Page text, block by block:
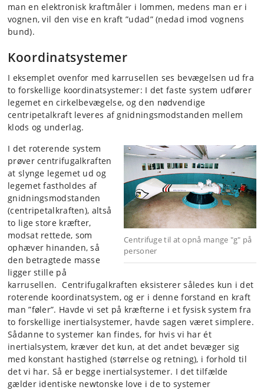
man en elektronisk kraftmåler i lommen, medens man er i
vognen, vil den vise en kraft ”udad” (nedad imod vognens
bund).
Koordinatsystemer
I eksemplet ovenfor med karrusellen ses bevægelsen ud fra
to forskellige koordinatsystemer: I det faste system udfører
legemet en cirkelbevægelse, og den nødvendige
centripetalkraft leveres af gnidningsmodstanden mellem
klods og underlag.
Centrifuge til at opnå mange "g" på
personer
I det roterende system
prøver centrifugalkraften
at slynge legemet ud og
legemet fastholdes af
gnidningsmodstanden
(centripetalkraften), altså
to lige store kræfter,
modsat rettede, som
ophæver hinanden, så
den betragtede masse
ligger stille på
karrusellen. Centrifugalkraften eksisterer således kun i det
roterende koordinatsystem, og er i denne forstand en kraft
man ”føler”. Havde vi set på kræfterne i et fysisk system fra
to forskellige inertialsystemer, havde sagen været simplere.
Sådanne to systemer kan findes, for hvis vi har ét
inertialsystem, kræver det kun, at det andet bevæger sig
med konstant hastighed (størrelse og retning), i forhold til
det vi har. Så er begge inertialsystemer. I det tilfælde
gælder identiske newtonske love i de to systemer